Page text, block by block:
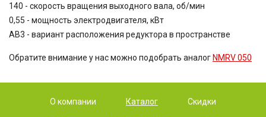
140 - скорость вращения выходного вала, об/мин
0,55 - мощность электродвигателя, кВт
AB3 - вариант расположения редуктора в пространстве
Обратите внимание у нас можно подобрать аналог NMRV 050
О компании Каталог Скидки